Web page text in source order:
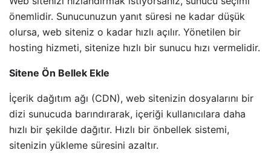
önemlidir. Sunucunuzun yanıt süresi ne kadar düşük
olursa, web siteniz o kadar hızlı açılır. Yönetilen bir
hosting hizmeti, sitenize hızlı bir sunucu hızı vermelidir.
Sitene Ön Bellek Ekle
İçerik dağıtım ağı (CDN), web sitenizin dosyalarını bir
dizi sunucuda barındırarak, içeriği kullanıcılara daha
hızlı bir şekilde dağıtır. Hızlı bir önbellek sistemi,
sitenizin yükleme süresini azaltır.